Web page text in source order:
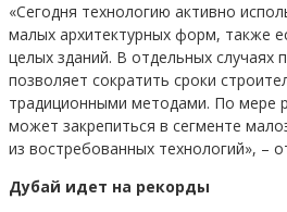
«Сегодня технологию активно
малых архитектурных форм, также
целых зданий. В отдельных случаях
позволяет сократить сроки
традиционными методами. По мере
может закрепиться в сегменте
из востребованных технологий», –
Дубай идет на рекорды